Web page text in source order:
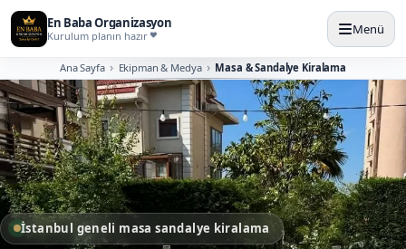
En Baba Organizasyon
Kurulum planın hazır Menü
Ana Sayfa Ekipman & Medya Masa & Sandalye Kiralama
İstanbul geneli masa sandalye kiralama